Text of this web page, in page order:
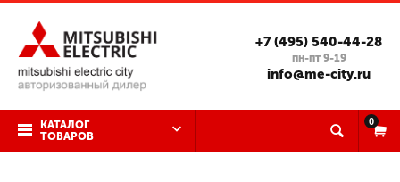
+7 (495) 540-44-28
пн-пт 9-19
info@me-city.ru
КАТАЛОГ
ТОВАРОВ
0